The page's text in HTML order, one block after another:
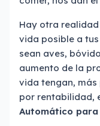
Hay otra
vida posible a
sean aves,
aumento de la
vida tengan,
por rentabilidad,
Automático para